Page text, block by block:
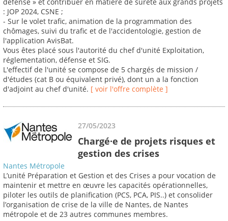
défense » et contribuer en matière de sûreté aux grands projets
: JOP 2024, CSNE ;
- Sur le volet trafic, animation de la programmation des
chômages, suivi du trafic et de l'accidentologie, gestion de
l'application AvisBat.
Vous êtes placé sous l'autorité du chef d'unité Exploitation,
réglementation, défense et SIG.
L'effectif de l'unité se compose de 5 chargés de mission /
d'études (cat B ou équivalent privé), dont un a la fonction
d'adjoint au chef d'unité. [ voir l'offre complète ]
27/05/2023
Chargé·e de projets risques et
gestion des crises
Nantes Métropole
L’unité Préparation et Gestion et des Crises a pour vocation de
maintenir et mettre en œuvre les capacités opérationnelles,
piloter les outils de planification (PCS, PCA, PIS..) et consolider
l’organisation de crise de la ville de Nantes, de Nantes
métropole et de 23 autres communes membres.